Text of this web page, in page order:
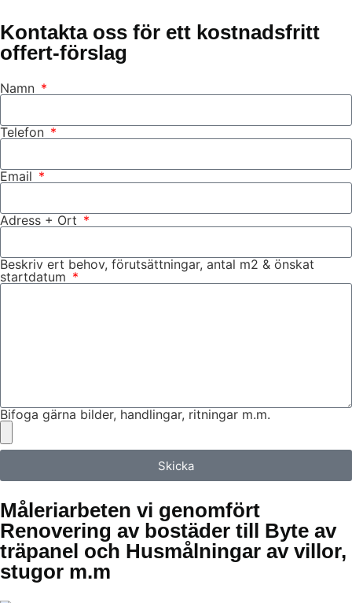
Kontakta oss för ett kostnadsfritt
offert-förslag
Namn
Telefon
Email
Adress + Ort
Beskriv ert behov, förutsättningar, antal m2 & önskat
startdatum
Bifoga gärna bilder, handlingar, ritningar m.m.
Skicka
Måleriarbeten vi genomfört
Renovering av bostäder till Byte av
träpanel och Husmålningar av villor,
stugor m.m